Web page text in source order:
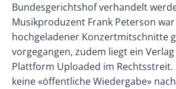
Bundesgerichtshof verhandelt
Musikproduzent Frank Peterson
hochgeladener Konzertmitschnitte
vorgegangen, zudem liegt ein
Plattform Uploaded im Rechtsstreit.
keine «öffentliche Wiedergabe»